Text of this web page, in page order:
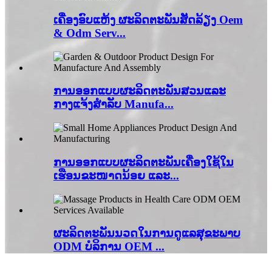
ເຄື່ອງອົບແຫ້ງ ຜະລິດຕະພັນສັດລ້ຽງ Oem
& Odm Serv...
ການ​ອອກ​ແບບ​ຜະ​ລິດ​ຕະ​ພັນ​ສວນ​ແລະ​
ກາງ​ແຈ້ງ​ສໍາ​ລັບ Manufa...
ການອອກແບບຜະລິດຕະພັນເຄື່ອງໃຊ້ໃນ
ເຮືອນຂະໜາດນ້ອຍ ແລະ...
ຜະລິດຕະພັນນວດໃນການດູແລສຸຂະພາບ
ODM ບໍລິການ OEM ...